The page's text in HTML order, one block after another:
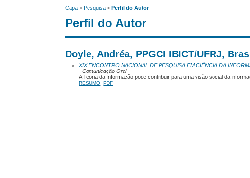
Capa >Pesquisa >Perfil do Autor
Perfil do Autor
Doyle, Andréa, PPGCI IBICT/UFRJ,
XIX ENCONTRO NACIONAL DE PESQUISA EM CIÊNCIA DA
- Comunicação Oral
A Teoria da Informação pode contribuir para uma visão social da
RESUMO PDF